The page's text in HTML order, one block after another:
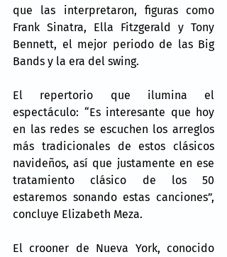
que las interpretaron, figuras como
Frank Sinatra, Ella Fitzgerald y Tony
Bennett, el mejor periodo de las Big
Bands y la era del swing.
El repertorio que ilumina el
espectáculo: “Es interesante que hoy
en las redes se escuchen los arreglos
más tradicionales de estos clásicos
navideños, así que justamente en ese
tratamiento clásico de los 50
estaremos sonando estas canciones”,
concluye Elizabeth Meza.
El crooner de Nueva York, conocido